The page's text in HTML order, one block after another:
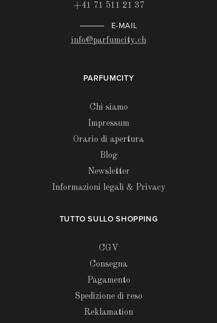
+41 71 511 21 37
E-MAIL
info@parfumcity.ch
PARFUMCITY
Chi siamo
Impressum
Orario di apertura
Blog
Newsletter
Informazioni legali & Privacy
TUTTO SULLO SHOPPING
CGV
Consegna
Pagamento
Spedizione di reso
Reklamation